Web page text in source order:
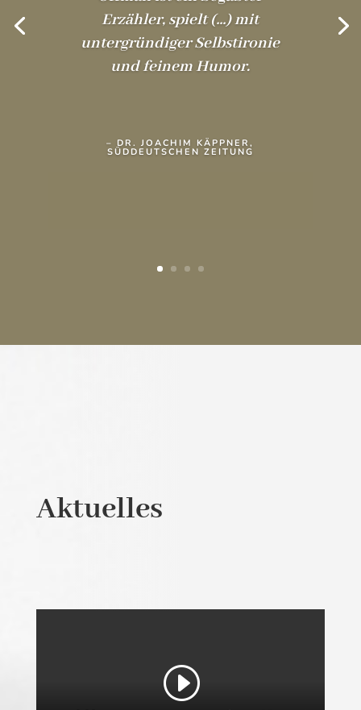
Erzähler, spielt (…) mit
untergründiger Selbstironie
und feinem Humor.
– DR. JOACHIM KÄPPNER,
SÜDDEUTSCHEN ZEITUNG
Aktuelles